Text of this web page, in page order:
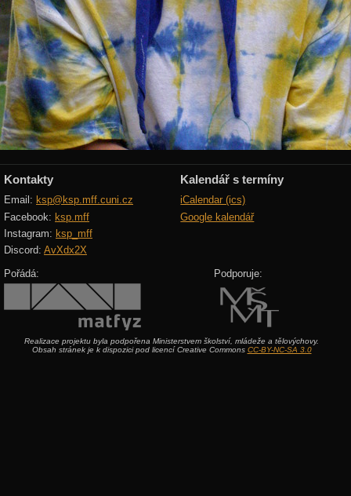
Kontakty
Email: ksp@ksp.mff.cuni.cz
Facebook: ksp.mff
Instagram: ksp_mff
Discord: AvXdx2X
Kalendář s termíny
iCalendar (ics)
Google kalendář
Pořádá: Podporuje:
Realizace projektu byla podpořena Ministerstvem školství, mládeže a tělovýchovy.
Obsah stránek je k dispozici pod licencí Creative Commons CC-BY-NC-SA 3.0